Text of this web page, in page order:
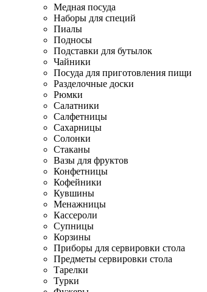
Медная посуда
Наборы для специй
Пиалы
Подносы
Подставки для бутылок
Чайники
Посуда для приготовления пищи
Разделочные доски
Рюмки
Салатники
Салфетницы
Сахарницы
Солонки
Стаканы
Вазы для фруктов
Конфетницы
Кофейники
Кувшины
Менажницы
Кассероли
Супницы
Корзины
Приборы для сервировки стола
Предметы сервировки стола
Тарелки
Турки